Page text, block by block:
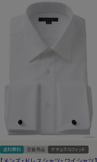
送料無料 定番商品 ナチュラルフィット